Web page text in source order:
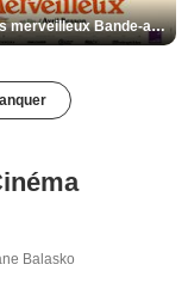
Les Matins merveilleux Bande-annonce VF
Balasko